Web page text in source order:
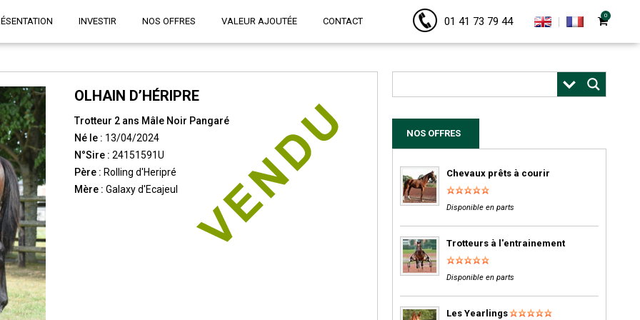
INVESTIR NOS OFFRES VALEUR AJOUTÉE CONTACT 01 41 73 79 44 0
OLHAIN D’HÉRIPRE
Trotteur 2 ans Mâle Noir Pangaré
Né le : 13/04/2024
N°Sire : 24151591U
Père : Rolling d'Heripré
Mère : Galaxy d'Ecajeul
NOS OFFRES
Chevaux prêts à courir
Disponible en parts
Trotteurs à l'entrainement
Disponible en parts
Les Yearlings